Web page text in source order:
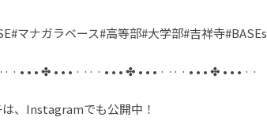
マナガラベース#高等部#大学部#吉祥寺
· • • • ✤ • • • · ·· · • • • ✤ • • • · ·· · • • • ✤ • • • · ·
、Instagramでも公開中！